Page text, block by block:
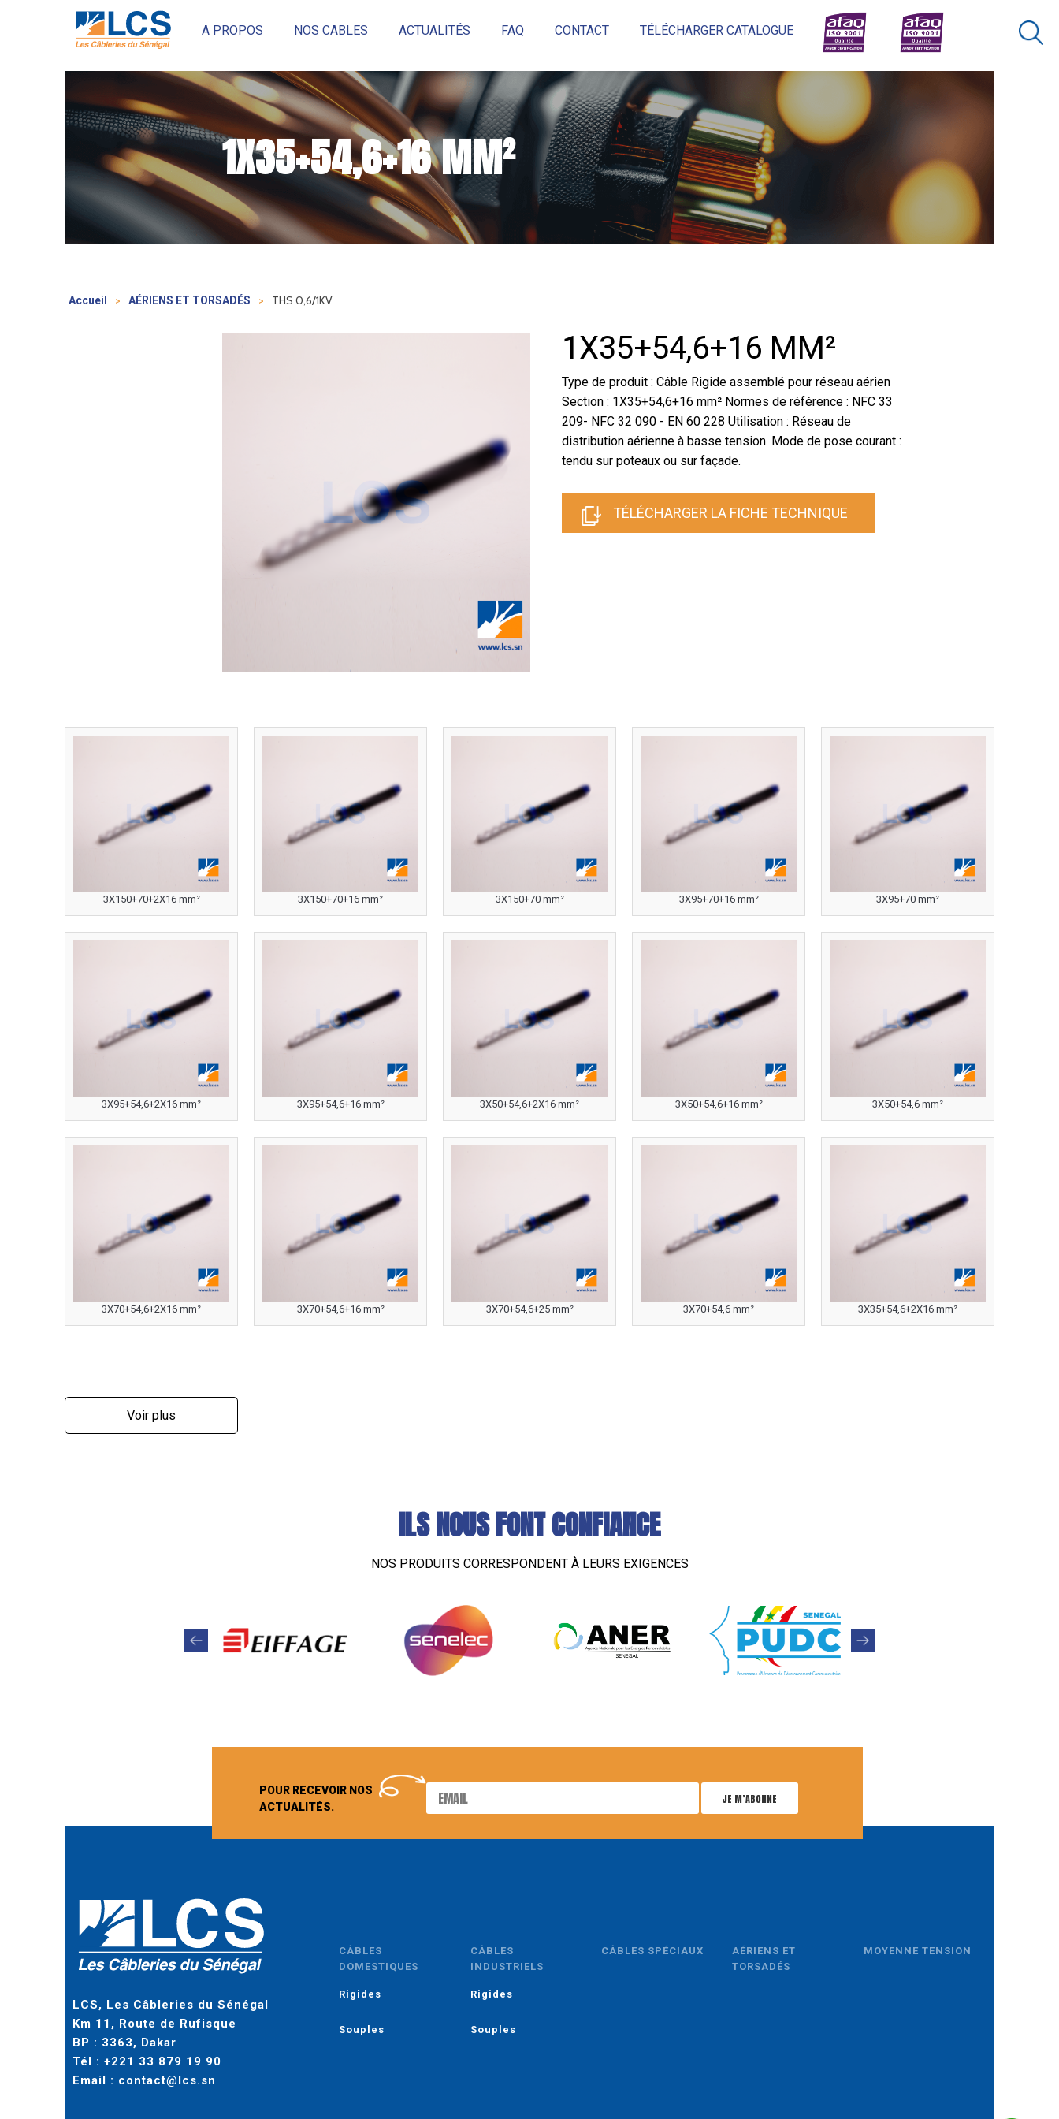
A PROPOS NOS CABLES ACTUALITÉS FAQ CONTACT TÉLÉCHARGER CATALOGUE
Réinitialiser× Rechercher
1X35+54,6+16 MM²
Accueil > AÉRIENS ET TORSADÉS > THS 0,6/1KV
1X35+54,6+16 MM²
Type de produit : Câble Rigide assemblé pour réseau aérien
Section : 1X35+54,6+16 mm² Normes de référence : NFC 33
209- NFC 32 090 - EN 60 228 Utilisation : Réseau de
distribution aérienne à basse tension. Mode de pose courant :
tendu sur poteaux ou sur façade.
TÉLÉCHARGER LA FICHE TECHNIQUE
3X150+70+2X16 mm² 3X150+70+16 mm² 3X150+70 mm² 3X95+70+16 mm² 3X95+70 mm²
3X95+54,6+2X16 mm² 3X95+54,6+16 mm² 3X50+54,6+2X16 mm² 3X50+54,6+16 mm² 3X50+54,6 mm²
3X70+54,6+2X16 mm² 3X70+54,6+16 mm² 3X70+54,6+25 mm² 3X70+54,6 mm² 3X35+54,6+2X16 mm²
Voir plus
ILS NOUS FONT CONFIANCE
NOS PRODUITS CORRESPONDENT À LEURS EXIGENCES
POUR RECEVOIR NOS
ACTUALITÉS.
JE M’ABONNE
LCS, Les Câbleries du Sénégal
Km 11, Route de Rufisque
BP : 3363, Dakar
Tél : +221 33 879 19 90
Email : contact@lcs.sn
CÂBLES
DOMESTIQUES
Rigides
Souples
CÂBLES
INDUSTRIELS
Rigides
Souples
CÂBLES SPÉCIAUX
AÉRIENS ET
TORSADÉS
MOYENNE TENSION